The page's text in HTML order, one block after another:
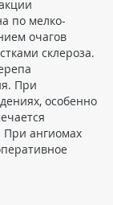
по мелко-
очагов
склероза.
При
особенно
При ангиомах